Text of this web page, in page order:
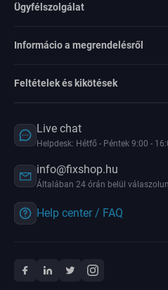
Ügyfélszolgálat
Informácio a megrendelésről
Feltételek és kikötések
Live chat
Helpdesk: Hétfő - Péntek 9:00 -
info@fixshop.hu
Általában 24 órán belül
Help center / FAQ